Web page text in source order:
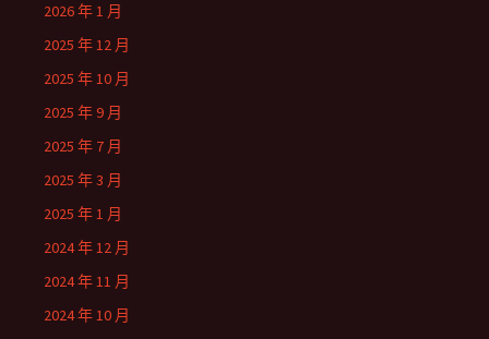
2026 年 1 月
2025 年 12 月
2025 年 10 月
2025 年 9 月
2025 年 7 月
2025 年 3 月
2025 年 1 月
2024 年 12 月
2024 年 11 月
2024 年 10 月